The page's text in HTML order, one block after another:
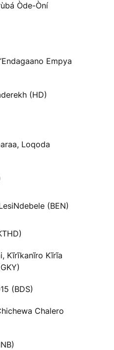
Òde-Òní
Empya
(HD)
Loqoda
(BEN)
Kĩrĩkanĩro Kĩrĩa
(BDS)
Chalero